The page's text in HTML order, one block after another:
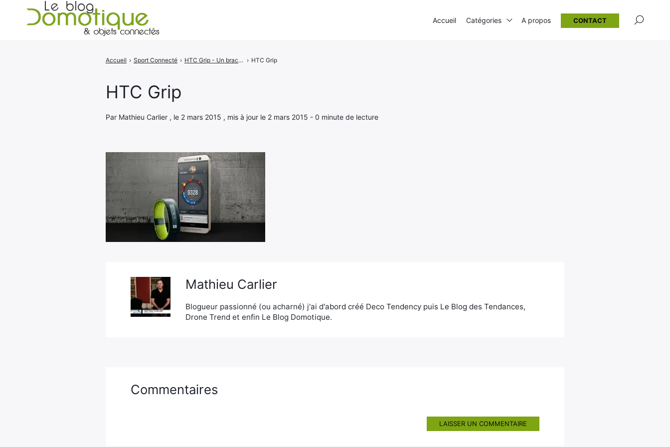
HTC Grip
Par Mathieu Carlier , le 2 mars 2015 , mis à jour le 2 mars 2015 - 0 minute de lecture
Accueil › Sport Connecté › HTC Grip - Un bracelet connecté avec GPS intégré › HTC Grip
Mathieu Carlier
Blogueur passionné (ou acharné) j'ai d'abord créé Deco Tendency puis Le Blog des Tendances,
Drone Trend et enfin Le Blog Domotique.
Commentaires
LAISSER UN COMMENTAIRE
Accueil Catégories A propos CONTACT
Rechercher